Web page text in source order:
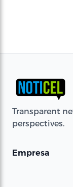
Transparent
perspectives.
Empresa